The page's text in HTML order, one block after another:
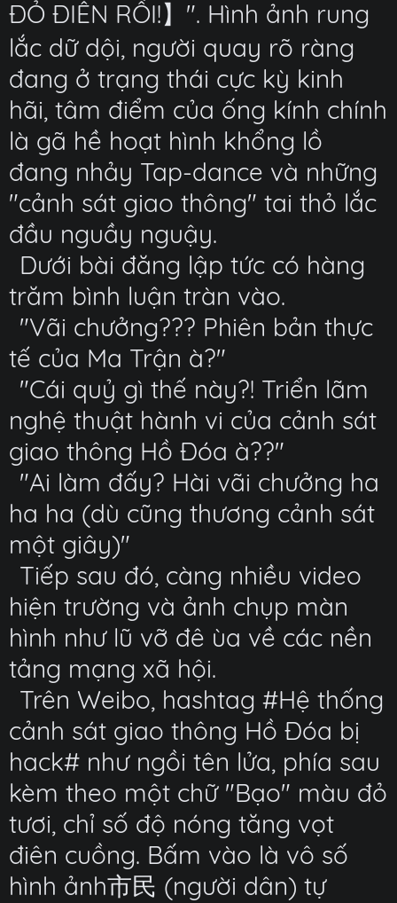
ĐỎ ĐIÊN RỒI!】". Hình ảnh rung
lắc dữ dội, người quay rõ ràng
đang ở trạng thái cực kỳ kinh
hãi, tâm điểm của ống kính chính
là gã hề hoạt hình khổng lồ
đang nhảy Tap-dance và những
"cảnh sát giao thông" tai thỏ lắc
đầu nguầy nguậy.
Dưới bài đăng lập tức có hàng
trăm bình luận tràn vào.
"Vãi chưởng??? Phiên bản thực
tế của Ma Trận à?"
"Cái quỷ gì thế này?! Triển lãm
nghệ thuật hành vi của cảnh sát
giao thông Hồ Đóa à??"
"Ai làm đấy? Hài vãi chưởng ha
ha ha (dù cũng thương cảnh sát
một giây)"
Tiếp sau đó, càng nhiều video
hiện trường và ảnh chụp màn
hình như lũ vỡ đê ùa về các nền
tảng mạng xã hội.
Trên Weibo, hashtag #Hệ thống
cảnh sát giao thông Hồ Đóa bị
hack# như ngồi tên lửa, phía sau
kèm theo một chữ "Bạo" màu đỏ
tươi, chỉ số độ nóng tăng vọt
điên cuồng. Bấm vào là vô số
hình ảnh市民 (người dân) tự